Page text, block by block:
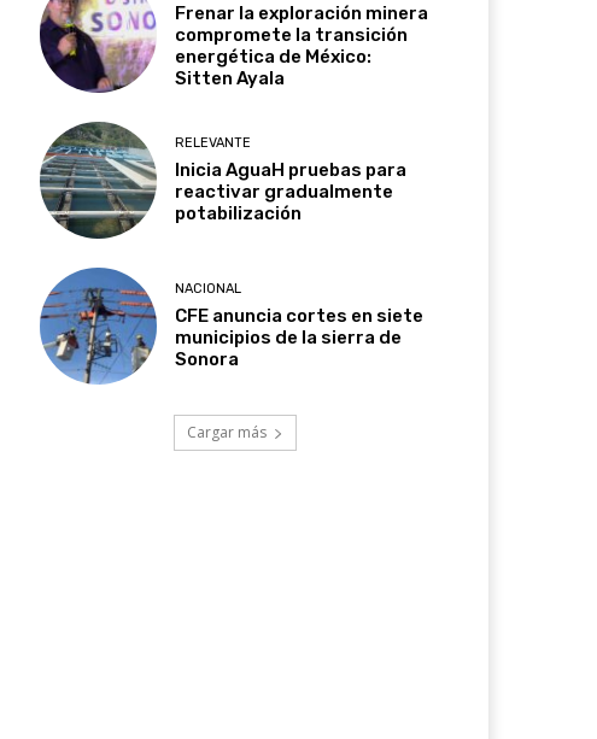
Frenar la exploración minera
compromete la transición
energética de México:
Sitten Ayala
RELEVANTE
Inicia AguaH pruebas para
reactivar gradualmente
potabilización
NACIONAL
CFE anuncia cortes en siete
municipios de la sierra de
Sonora
Cargar más